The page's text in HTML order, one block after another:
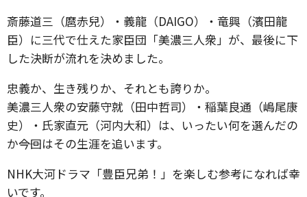
斎藤道三（麿赤兒）・義龍（DAIGO）・竜興（濱田龍
臣）に三代で仕えた家臣団「美濃三人衆」が、最後に下
した決断が流れを決めました。
忠義か、生き残りか、それとも誇りか。
美濃三人衆の安藤守就（田中哲司）・稲葉良通（嶋尾康
史）・氏家直元（河内大和）は、いったい何を選んだの
か――今回はその生涯を追います。
NHK大河ドラマ「豊臣兄弟！」を楽しむ参考になれば幸
いです。